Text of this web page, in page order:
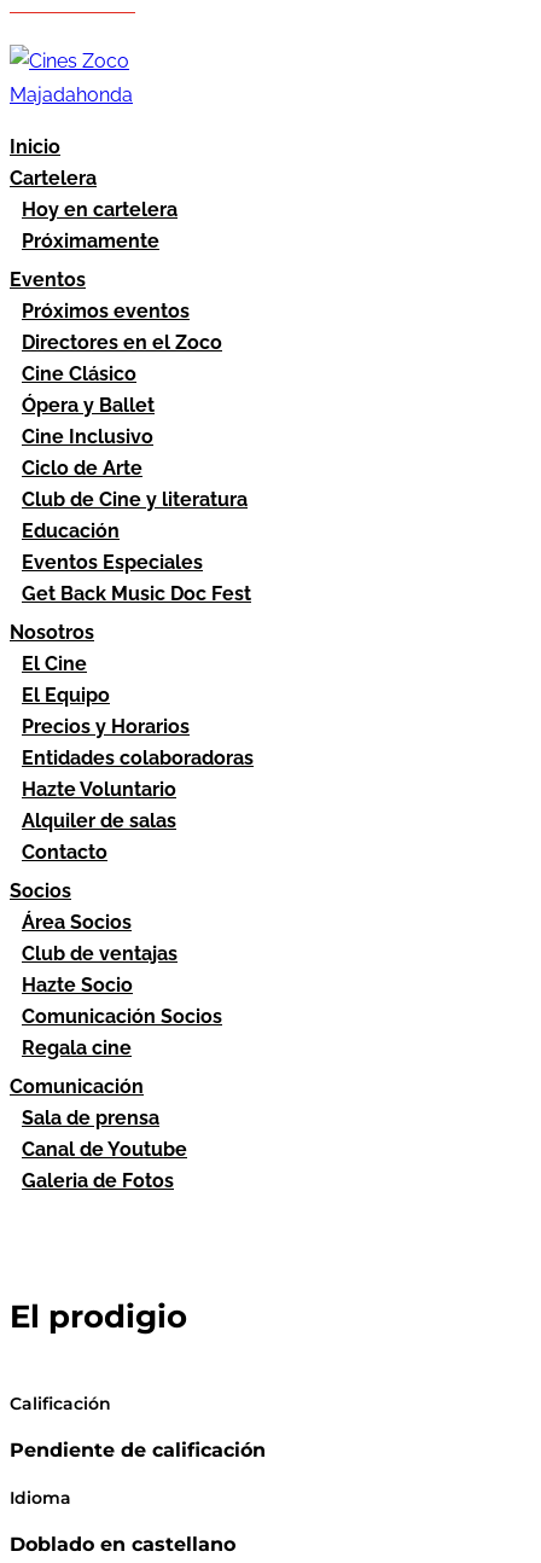
Inicio
Cartelera
Hoy en cartelera
Próximamente
Eventos
Próximos eventos
Directores en el Zoco
Cine Clásico
Ópera y Ballet
Cine Inclusivo
Ciclo de Arte
Club de Cine y literatura
Educación
Eventos Especiales
Get Back Music Doc Fest
Nosotros
El Cine
El Equipo
Precios y Horarios
Entidades colaboradoras
Hazte Voluntario
Alquiler de salas
Contacto
Socios
Área Socios
Club de ventajas
Hazte Socio
Comunicación Socios
Regala cine
Comunicación
Sala de prensa
Canal de Youtube
Galeria de Fotos
El prodigio
Calificación
Pendiente de calificación
Idioma
Doblado en castellano